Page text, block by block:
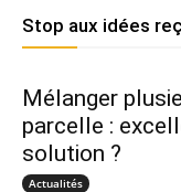
Stop aux idées
Mélanger
parcelle :
solution ?
Actualités